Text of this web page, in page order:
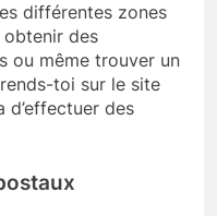
différentes zones
obtenir des
ou même trouver un
toi sur le site
d’effectuer des